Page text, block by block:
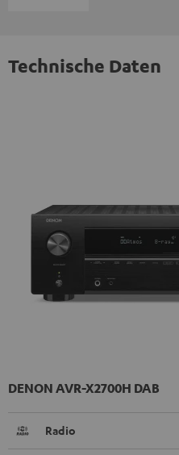
Technische Daten
DENON AVR-X2700H DAB
Radio